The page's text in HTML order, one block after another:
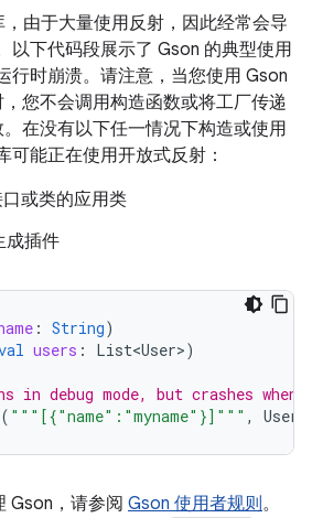
由于大量使用反射，因此经常会导
以下代码段展示了 Gson 的典型使用
行时崩溃。请注意，当您使用 Gson
您不会调用构造函数或将工厂传递
。在没有以下任一情况下构造或使用
可能正在使用开放式反射：
或类的应用类
成插件
: String)
users : List<User>)
in debug mode, but crashes when
( """[{"name":"myname"}]""" , User
Gson，请参阅 Gson 使用者规则。